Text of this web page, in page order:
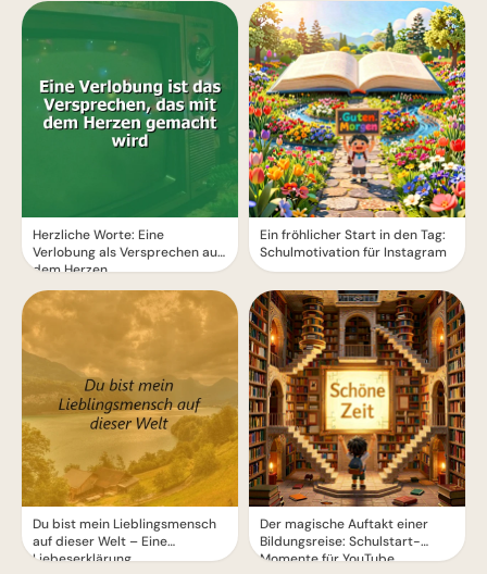
Herzliche Worte: Eine
Verlobung als Versprechen aus
dem Herzen
Du bist mein Lieblingsmensch
auf dieser Welt – Eine
Liebeserklärung
Ein fröhlicher Start in den Tag:
Schulmotivation für Instagram
Der magische Auftakt einer
Bildungsreise: Schulstart-
Momente für YouTube